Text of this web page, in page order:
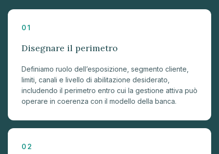
01
Disegnare il perimetro
Definiamo ruolo dell’esposizione, segmento cliente,
limiti, canali e livello di abilitazione desiderato,
includendo il perimetro entro cui la gestione attiva può
operare in coerenza con il modello della banca.
02